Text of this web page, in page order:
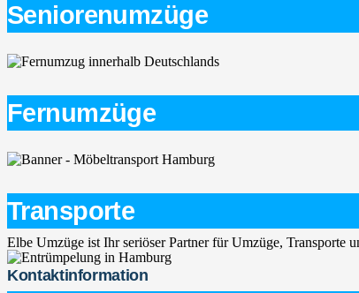
Seniorenumzüge
Fernumzüge
Transporte
Elbe Umzüge ist Ihr seriöser Partner für Umzüge, Transporte
Kontaktinformation